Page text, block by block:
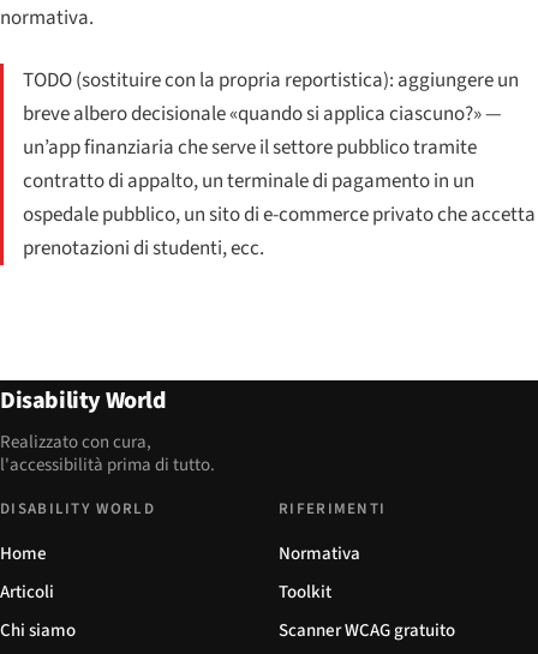
normativa.
TODO (sostituire con la propria reportistica): aggiungere un
breve albero decisionale «quando si applica ciascuno?» —
un’app finanziaria che serve il settore pubblico tramite
contratto di appalto, un terminale di pagamento in un
ospedale pubblico, un sito di e-commerce privato che accetta
prenotazioni di studenti, ecc.
Disability World
Realizzato con cura,
l'accessibilità prima di tutto.
DISABILITY WORLD
Home
Articoli
Chi siamo
RIFERIMENTI
Normativa
Toolkit
Scanner WCAG gratuito